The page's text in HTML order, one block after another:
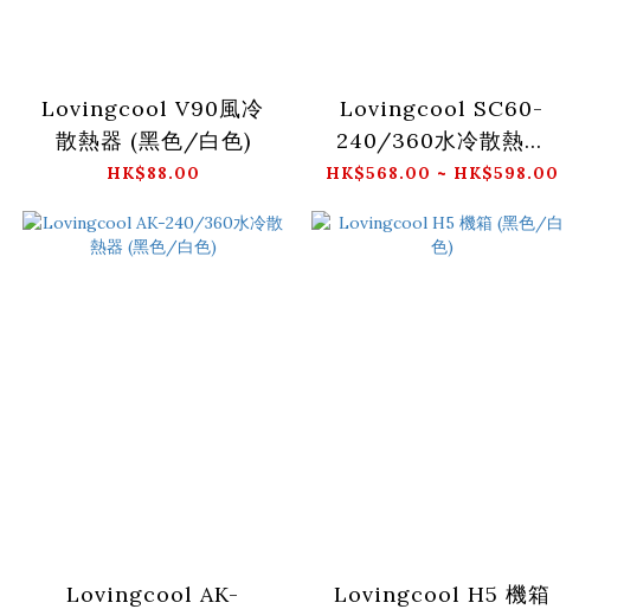
Lovingcool V90風冷
散熱器 (黑色/白色)
HK$88.00
Lovingcool SC60-
240/360水冷散熱器
(黑色/白色)
HK$568.00 ~ HK$598.00
Lovingcool AK-
Lovingcool H5 機箱